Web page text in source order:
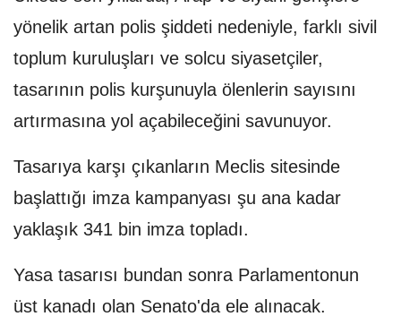
yönelik artan polis şiddeti nedeniyle, farklı sivil
toplum kuruluşları ve solcu siyasetçiler,
tasarının polis kurşunuyla ölenlerin sayısını
artırmasına yol açabileceğini savunuyor.
Tasarıya karşı çıkanların Meclis sitesinde
başlattığı imza kampanyası şu ana kadar
yaklaşık 341 bin imza topladı.
Yasa tasarısı bundan sonra Parlamentonun
üst kanadı olan Senato'da ele alınacak.